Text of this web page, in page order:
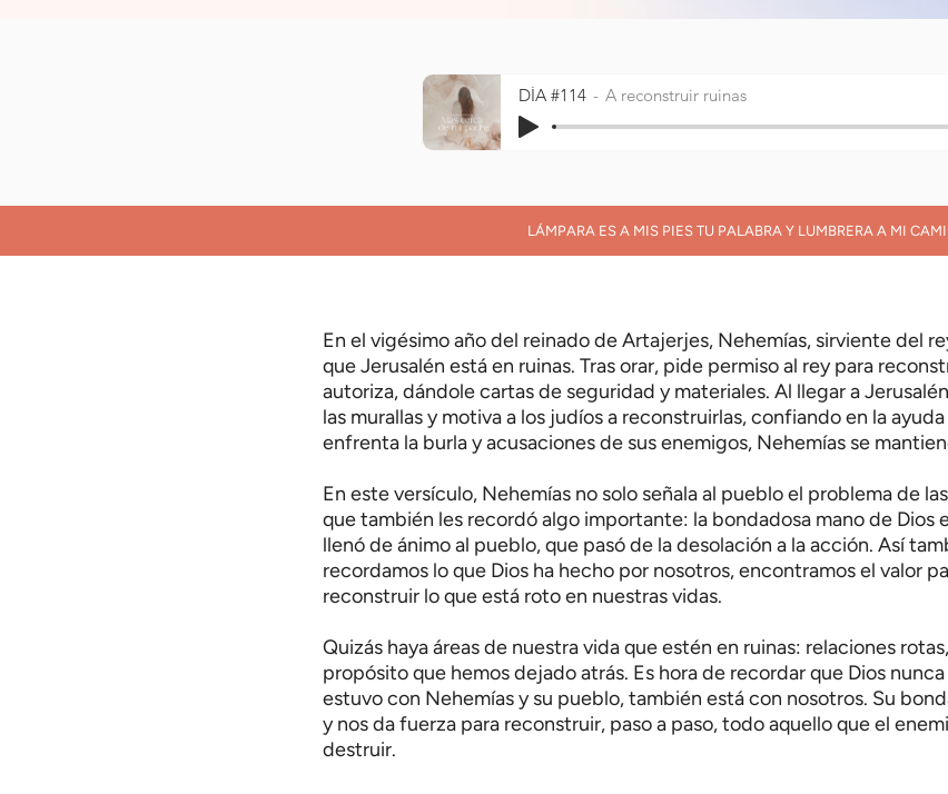
DÍA #114 A reconstruir ruinas
LÁMPARA ES A MIS PIES TU PALABRA Y LUMBRERA A MI
En el vigésimo año del reinado de Artajerjes, Nehemías, sirviente del
que Jerusalén está en ruinas. Tras orar, pide permiso al rey para
autoriza, dándole cartas de seguridad y materiales. Al llegar a
las murallas y motiva a los judíos a reconstruirlas, confiando en la
enfrenta la burla y acusaciones de sus enemigos, Nehemías se
En este versículo, Nehemías no solo señala al pueblo el problema de
que también les recordó algo importante: la bondadosa mano de Dios
llenó de ánimo al pueblo, que pasó de la desolación a la acción. Así
recordamos lo que Dios ha hecho por nosotros, encontramos el valor
reconstruir lo que está roto en nuestras vidas.
Quizás haya áreas de nuestra vida que estén en ruinas: relaciones
propósito que hemos dejado atrás. Es hora de recordar que Dios nunca
estuvo con Nehemías y su pueblo, también está con nosotros. Su
y nos da fuerza para reconstruir, paso a paso, todo aquello que el
destruir.